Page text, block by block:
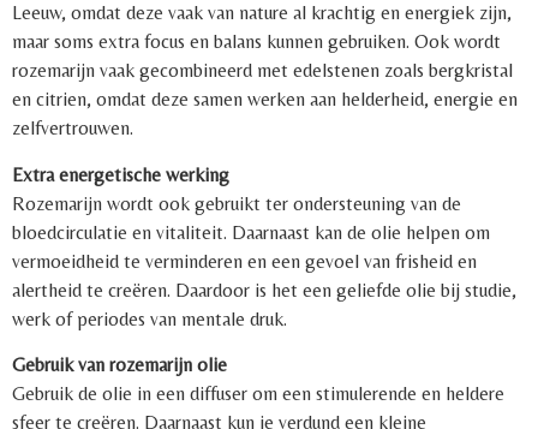
Leeuw, omdat deze vaak van nature al krachtig en energiek zijn,
maar soms extra focus en balans kunnen gebruiken. Ook wordt
rozemarijn vaak gecombineerd met edelstenen zoals bergkristal
en citrien, omdat deze samen werken aan helderheid, energie en
zelfvertrouwen.
Extra energetische werking
Rozemarijn wordt ook gebruikt ter ondersteuning van de
bloedcirculatie en vitaliteit. Daarnaast kan de olie helpen om
vermoeidheid te verminderen en een gevoel van frisheid en
alertheid te creëren. Daardoor is het een geliefde olie bij studie,
werk of periodes van mentale druk.
Gebruik van rozemarijn olie
Gebruik de olie in een diffuser om een stimulerende en heldere
sfeer te creëren. Daarnaast kun je verdund een kleine